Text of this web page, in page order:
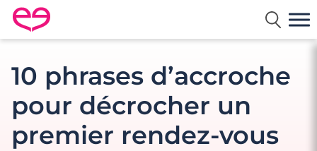
Rencontre en France avec Meetic
10 phrases d’accroche
pour décrocher un
premier rendez-vous